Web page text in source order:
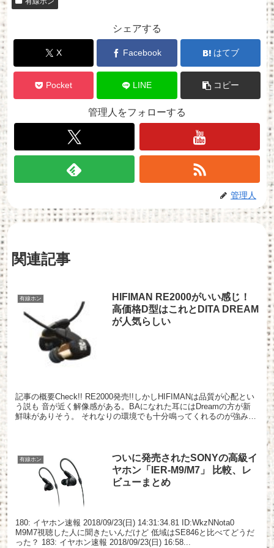
シェアする
X Facebook はてブ
Pocket LINE コピー
管理人をフォローする
管理人
関連記事
有線ホン
HIFIMAN RE2000がいい感じ！
高価格D型はこれとDITA DREAM
が人気らしい
記事の概要Check!! RE2000発売!!しかしHIFIMANは品質が心配とい
う説も 音が近く解像感がある。BAになれた耳にはDreamの方が新
鮮味がありそう。 それなりの環境でも十分鳴ってくれるのが強み
有線ホン
ついに発売されたSONYの高級イ
ヤホン「IER-M9/M7」 比較、レ
ビューまとめ
180: イヤホン速報 2018/09/23(日) 14:31:34.81 ID:WkzNNota0
M9M7視聴した人に聞きたいんだけど 低域はSE846と比べてどうだ
った？ 183: イヤホン速報 2018/09/23(日) 16:58...